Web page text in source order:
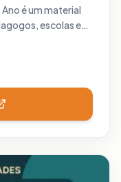
é um material
escolas e